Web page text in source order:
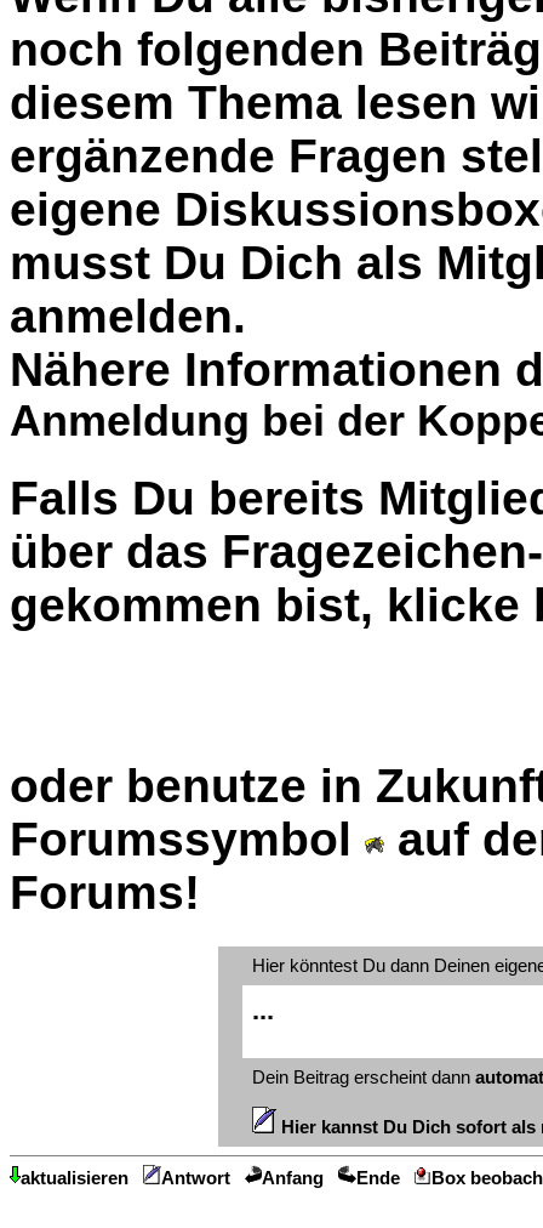
noch folgenden
diesem Thema lesen
ergänzende Fragen
eigene
musst Du Dich als
anmelden.
Nähere Informationen
Anmeldung bei der
Falls Du bereits
über das
gekommen bist, klicke
oder benutze in
Forumssymbol
auf
Forums!
Hier könntest Du dann Deinen
...
Dein Beitrag erscheint dann
Hier kannst Du Dich sofort
aktualisieren Antwort Anfang Ende Box